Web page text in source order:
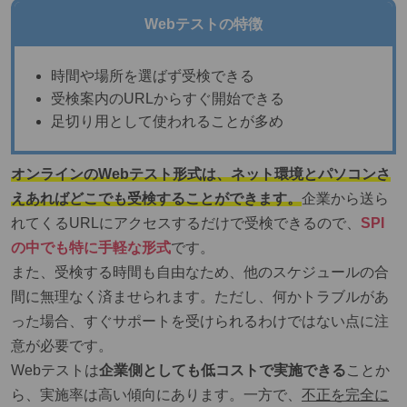
Webテストの特徴
時間や場所を選ばず受検できる
受検案内のURLからすぐ開始できる
足切り用として使われることが多め
オンラインのWebテスト形式は、ネット環境とパソコンさ
えあればどこでも受検することができます。企業から送ら
れてくるURLにアクセスするだけで受検できるので、 SPI
の中でも特に手軽な形式です。
また、受検する時間も自由なため、他のスケジュールの合
間に無理なく済ませられます。ただし、何かトラブルがあ
った場合、すぐサポートを受けられるわけではない点に注
意が必要です。
Webテストは企業側としても低コストで実施できることか
ら、実施率は高い傾向にあります。一方で、 不正を完全に